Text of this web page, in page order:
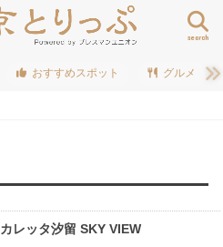
search
おすすめスポット グルメ
カレッタ汐留 SKY VIEW